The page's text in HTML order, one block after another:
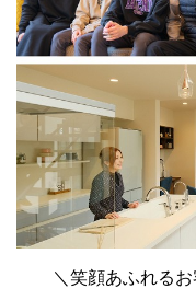
＼笑顔あふれる